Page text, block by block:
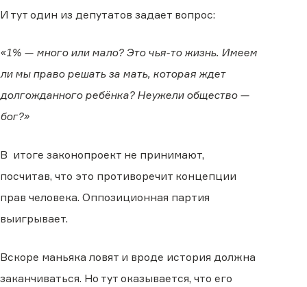
И тут один из депутатов задает вопрос:
«1% — много или мало? Это чья-то жизнь. Имеем
ли мы право решать за мать, которая ждет
долгожданного ребёнка? Неужели общество —
бог?»
В итоге законопроект не принимают,
посчитав, что это противоречит концепции
прав человека. Оппозиционная партия
выигрывает.
Вскоре маньяка ловят и вроде история должна
заканчиваться. Но тут оказывается, что его